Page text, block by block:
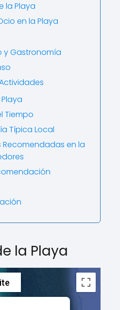
la Playa
en la Playa
y Gastronomía
Tiempo
Típica Local
en la
la Playa